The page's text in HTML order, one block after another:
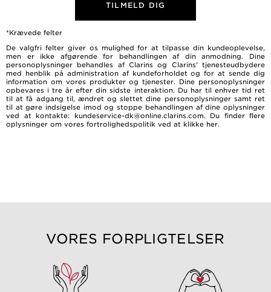
TILMELD DIG
*Krævede felter
De valgfri felter giver os mulighed for at tilpasse din kundeoplevelse,
men er ikke afgørende for behandlingen af ​​din anmodning. Dine
personoplysninger behandles af Clarins og Clarins’ tjenesteudbydere
med henblik på administration af kundeforholdet og for at sende dig
information om vores produkter og tjenester. Dine personoplysninger
opbevares i tre år efter din sidste interaktion. Du har til enhver tid ret
til at få adgang til, ændret og slettet dine personoplysninger samt ret
til at gøre indsigelse imod og stoppe behandlingen af dine oplysninger
ved at kontakte: kundeservice-dk@online.clarins.com. Du finder flere
oplysninger om vores fortrolighedspolitik ved at klikke her.
VORES FORPLIGTELSER